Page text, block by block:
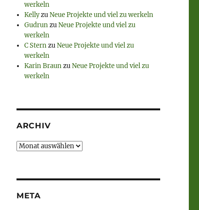
werkeln
KellyzuNeue Projekte und viel zu werkeln
GudrunzuNeue Projekte und viel zu
werkeln
C SternzuNeue Projekte und viel zu
werkeln
Karin BraunzuNeue Projekte und viel zu
werkeln
ARCHIV
Archiv
META